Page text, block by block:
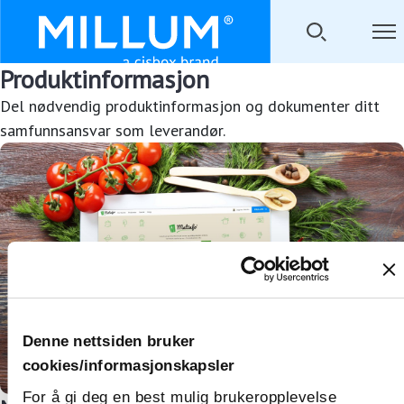
Denne nettsiden bruker
cookies/informasjonskapsler
For å gi deg en best mulig brukeropplevelse
Produktinformasjon
Del nødvendig produktinformasjon og dokumenter ditt
samfunnsansvar som leverandør.